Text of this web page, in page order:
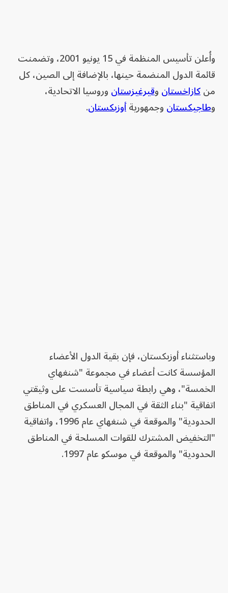
وأُعلن تأسيس المنظمة في 15 يونيو 2001، وتضمنت
قائمة الدول المنضمة حينها، بالإضافة إلى الصين، كل
منكازاخستانوقيرغيزستانوروسيا الاتحادية،
وطاجيكستانوجمهوريةأوزبكستان.
وباستثناء أوزبكستان، فإن بقية الدول الأعضاء
المؤسسة كانت أعضاء في مجموعة "شنغهاي
الخمسة"، وهي رابطة سياسية تأسست على وثيقتي
اتفاقية "بناء الثقة في المجال العسكري في المناطق
الحدودية" والموقعة في شنغهاي عام 1996، واتفاقية
"التخفيض المشترك للقوات المسلحة في المناطق
الحدودية" والموقعة في موسكو عام 1997.